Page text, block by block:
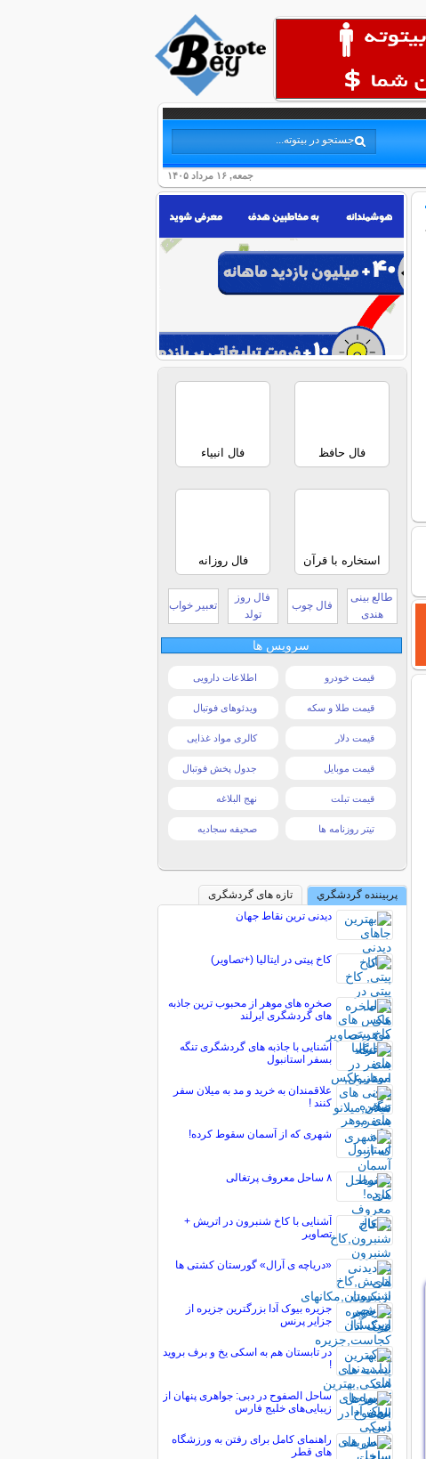
جمعه, ۱۶ مرداد ۱۴۰۵
فال حافظ فال انبیاء
استخاره با قرآن فال روزانه
طالع بینی
هندی
فال چوب
فال روز
تولد
تعبیر خواب
سرویس ها
قیمت خودرو اطلاعات دارویی
قیمت طلا و سکه ویدئوهای فوتبال
قیمت دلار کالری مواد غذایی
قیمت موبایل جدول پخش فوتبال
قیمت تبلت نهج البلاغه
تیتر روزنامه ها صحیفه سجادیه
پربیننده گردشگري
تازه های گردشگری
دیدنی ترین نقاط جهان
کاخ پیتی در ایتالیا (+تصاویر)
صخره های موهر از محبوب ترین جاذبه
های گردشگری ایرلند
آشنایی با جاذبه های گردشگری تنگه
بسفر استانبول
علاقمندان به خرید و مد به میلان سفر
کنند !
شهری که از آسمان سقوط کرده!
۸ ساحل معروف پرتغالی
آشنایی با کاخ شنبرون در اتریش +
تصاویر
«دریاچه ی آرال» گورستان کشتی ها
جزیره بیوک آدا بزرگترین جزیره از
جزایر پرنس
در تابستان هم به اسکی یخ و برف بروید
!
ساحل الصفوح در دبی: جواهری پنهان از
زیبایی‌های خلیج فارس
راهنمای کامل برای رفتن به ورزشگاه
های قطر